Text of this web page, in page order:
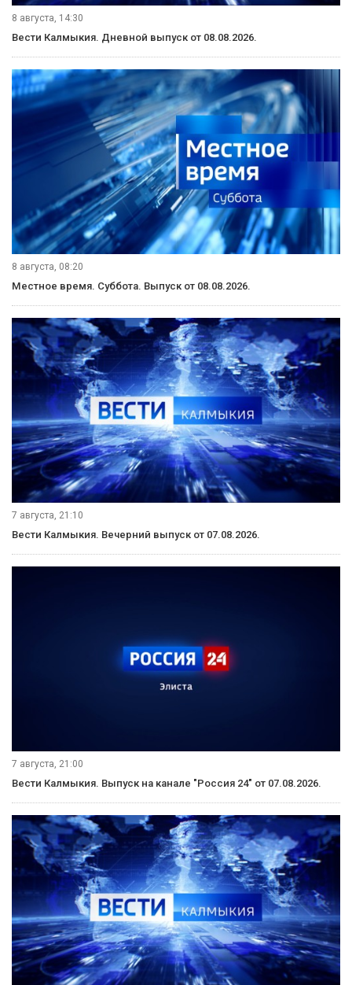
8 августа, 14:30
Вести Калмыкия. Дневной выпуск от 08.08.2026.
8 августа, 08:20
Местное время. Суббота. Выпуск от 08.08.2026.
7 августа, 21:10
Вести Калмыкия. Вечерний выпуск от 07.08.2026.
7 августа, 21:00
Вести Калмыкия. Выпуск на канале "Россия 24" от 07.08.2026.